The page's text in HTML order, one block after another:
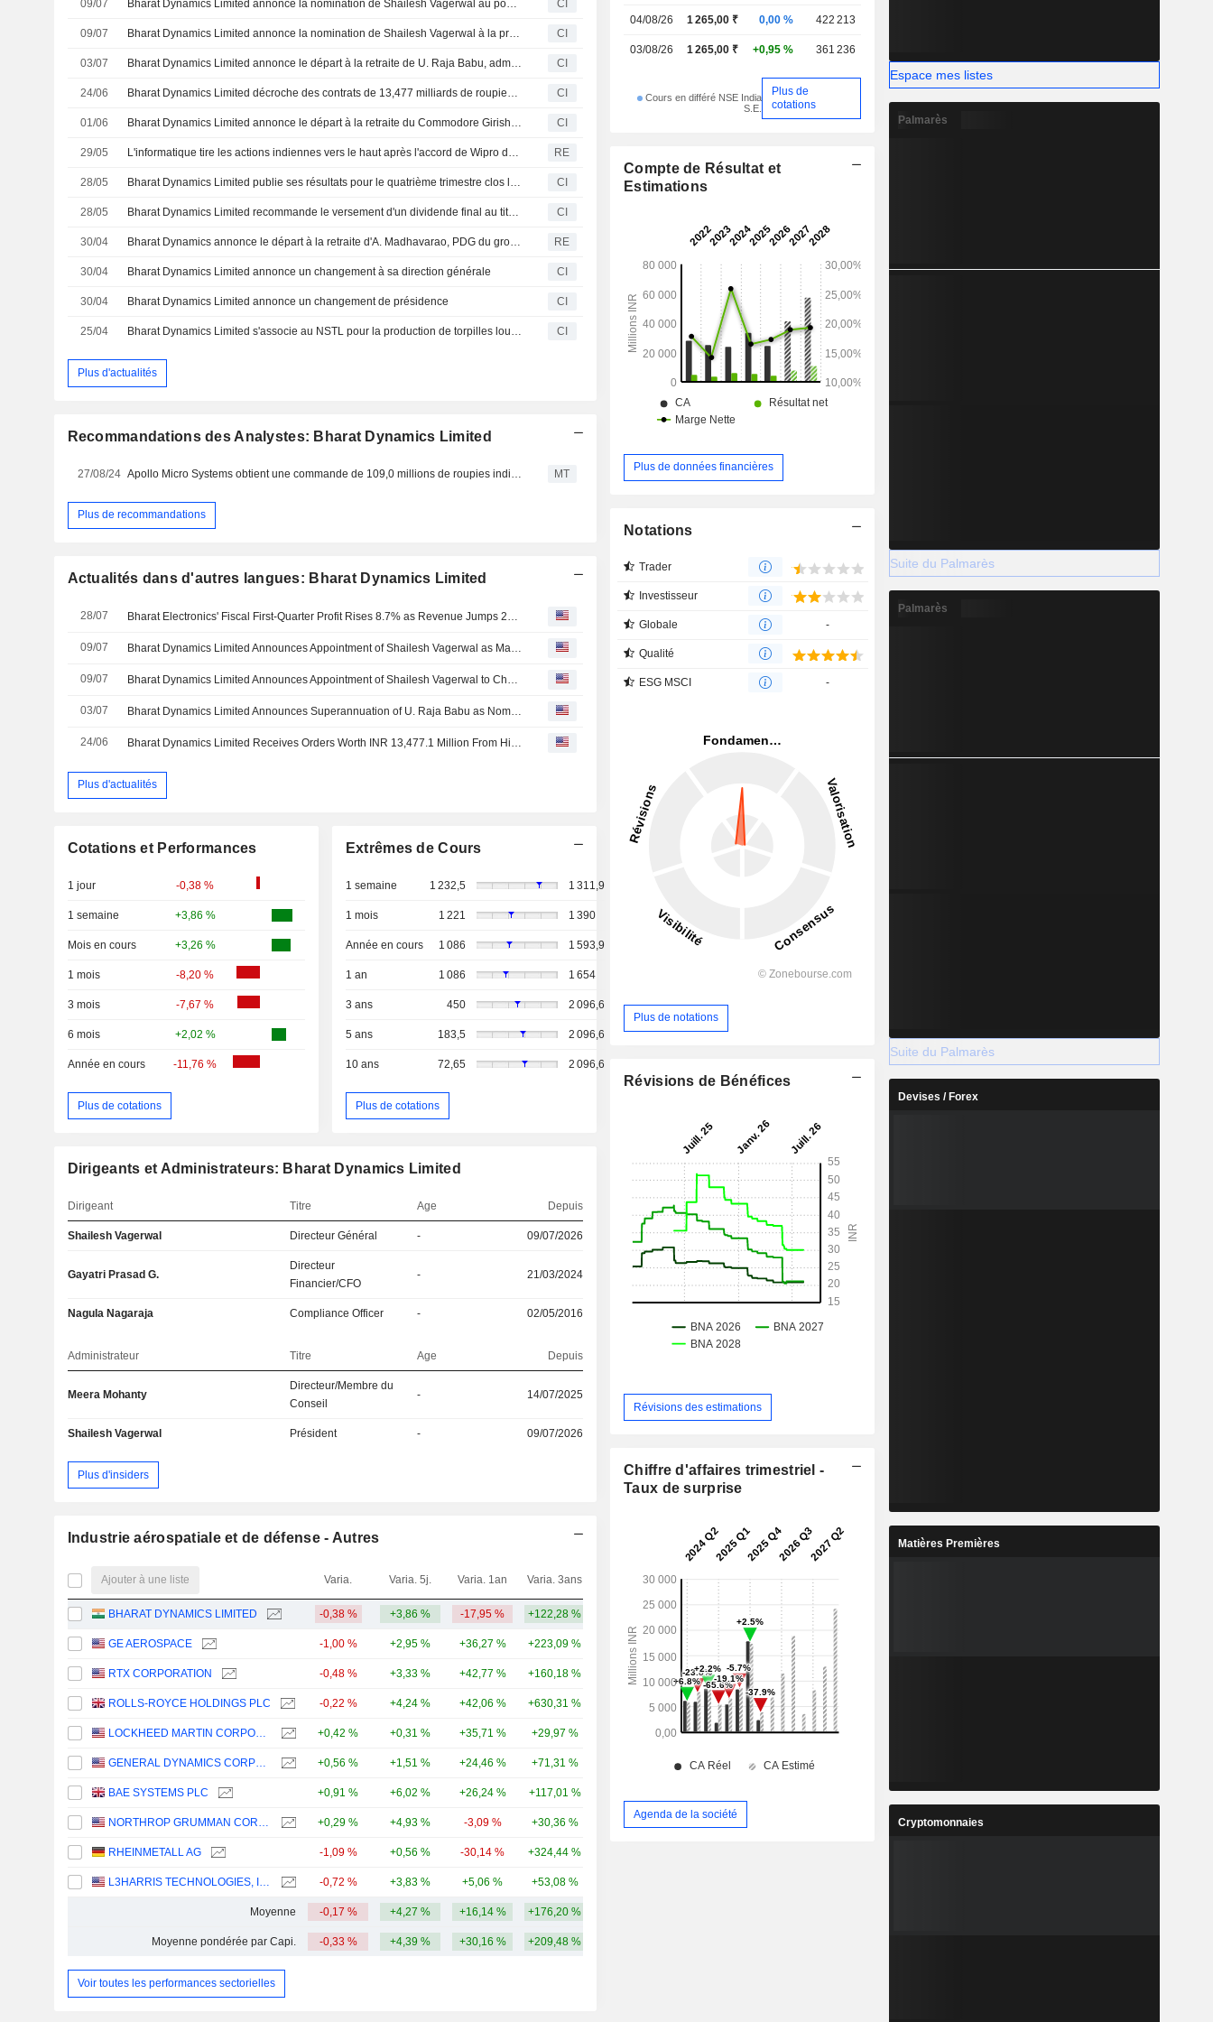
09/07 Bharat Dynamics Limited annonce la nomination de Shailesh Vagerwal au poste de directeur général, à compter du 9 juillet 2026 CI
09/07 Bharat Dynamics Limited annonce la nomination de Shailesh Vagerwal à la présidence, à compter du 9 juillet 2026 CI
03/07 Bharat Dynamics Limited annonce le départ à la retraite de U. Raja Babu, administrateur désigné, effectif au 1er juillet 2026 CI
24/06 Bharat Dynamics Limited décroche des contrats de 13,477 milliards de roupies auprès de Hindustan Aeronautics Limited CI
01/06 Bharat Dynamics Limited annonce le départ à la retraite du Commodore Girish Raghunath Pradhan, Directeur Exécutif, effectif au 31 mai 2026 CI
29/05 L'informatique tire les actions indiennes vers le haut après l'accord de Wipro dans l'IA RE
28/05 Bharat Dynamics Limited publie ses résultats pour le quatrième trimestre clos le 31 mars 2026 CI
28/05 Bharat Dynamics Limited recommande le versement d'un dividende final au titre de l'exercice clos le 31 mars 2026 CI
30/04 Bharat Dynamics annonce le départ à la retraite d'A. Madhavarao, PDG du groupe, le 30 avril 2026 RE
30/04 Bharat Dynamics Limited annonce un changement à sa direction générale CI
30/04 Bharat Dynamics Limited annonce un changement de présidence CI
25/04 Bharat Dynamics Limited s'associe au NSTL pour la production de torpilles lourdes à guidage filaire de conception nationale CI
Plus d'actualités
Recommandations des Analystes: Bharat Dynamics Limited
27/08/24 MT
Plus de recommandations
Actualités dans d'autres langues: Bharat Dynamics Limited
28/07
09/07
09/07
03/07
24/06
Plus d'actualités
Cotations et Performances
1 jour -0,38 %
1 semaine +3,86 %
Mois en cours +3,26 %
1 mois -8,20 %
3 mois -7,67 %
6 mois +2,02 %
Année en cours -11,76 %
Plus de cotations
Extrêmes de Cours
1 semaine 1 232,5 1 311,9
1 mois 1 221 1 390
Année en cours 1 086 1 593,9
1 an 1 086 1 654
3 ans 450 2 096,6
5 ans 183,5 2 096,6
10 ans 72,65 2 096,6
Plus de cotations
Dirigeants et Administrateurs: Bharat Dynamics Limited
Dirigeant Titre Age Depuis
Shailesh Vagerwal Directeur Général - 09/07/2026
Gayatri Prasad G.
Directeur
Financier/CFO
- 21/03/2024
Nagula Nagaraja Compliance Officer - 02/05/2016
Administrateur Titre Age Depuis
Meera Mohanty
Directeur/Membre du
Conseil
- 14/07/2025
Shailesh Vagerwal Président - 09/07/2026
Plus d'insiders
Industrie aérospatiale et de défense - Autres
Ajouter à une liste Varia. Varia. 5j. Varia. 1an Varia. 3ans Capi.($)
BHARAT DYNAMICS LIMITED -0,38 % +3,86 % -17,95 % +122,28 %
GE AEROSPACE -1,00 % +2,95 % +36,27 % +223,09 % 389 Md
RTX CORPORATION -0,48 % +3,33 % +42,77 % +160,18 % 301 Md
ROLLS-ROYCE HOLDINGS PLC -0,22 % +4,24 % +42,06 % +630,31 % 171 Md
LOCKHEED MARTIN CORPORATION +0,42 % +0,31 % +35,71 % +29,97 % 135 Md
GENERAL DYNAMICS CORPORATION +0,56 % +1,51 % +24,46 % +71,31 %
BAE SYSTEMS PLC +0,91 % +6,02 % +26,24 % +117,01 %
NORTHROP GRUMMAN CORPORATION +0,29 % +4,93 % -3,09 % +30,36 % 80,65 Md
RHEINMETALL AG -1,09 % +0,56 % -30,14 % +324,44 %
L3HARRIS TECHNOLOGIES, INC. -0,72 % +3,83 % +5,06 % +53,08 %
Moyenne -0,17 % +4,27 % +16,14 % +176,20 %
Moyenne pondérée par Capi. -0,33 % +4,39 % +30,16 % +209,48 %
Voir toutes les performances sectorielles
conclu des alliances stratégiques avec des
04/08/26 1 265,00 ₹ 0,00 % 422 213
03/08/26 1 265,00 ₹ +0,95 % 361 236
Cours en différé NSE India
S.E.
Plus de
cotations
Compte de Résultat et
Estimations
Plus de données financières
Notations
Trader
Investisseur
Globale -
Qualité
ESG MSCI -
Plus de notations
Révisions de Bénéfices
Révisions des estimations
Chiffre d'affaires trimestriel -
Taux de surprise
Agenda de la société
Espace mes listes
Palmarès
Suite du Palmarès
Palmarès
Suite du Palmarès
Devises / Forex
Matières Premières
Cryptomonnaies